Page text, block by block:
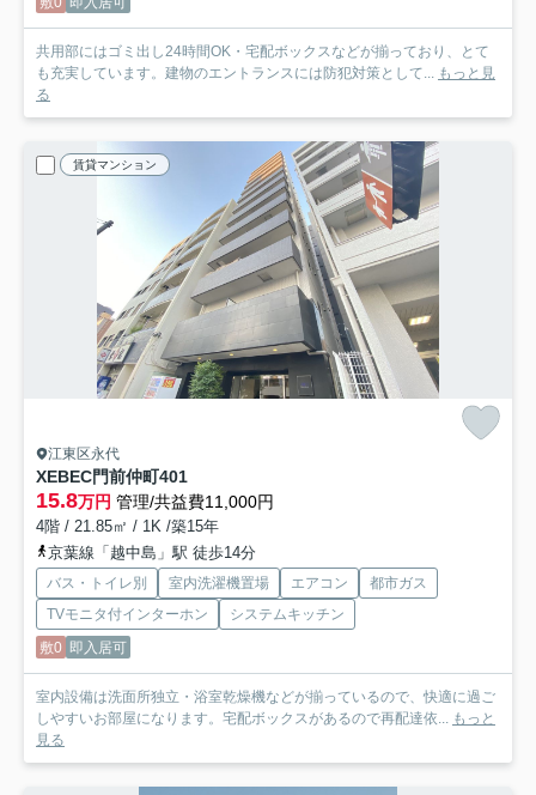
共用部にはゴミ出し24時間OK・宅配ボックスなどが揃っており、とて
も充実しています。建物のエントランスには防犯対策として...
もっと見
る
賃貸マンション
江東区永代
XEBEC門前仲町401
15.8万円 管理/共益費11,000円
4階 / 21.85㎡ / 1K /築15年
京葉線「越中島」駅 徒歩14分
バス・トイレ別 室内洗濯機置場 エアコン
都市ガス
TVモニタ付インターホン
システムキッチン
敷0 即入居可
室内設備は洗面所独立・浴室乾燥機などが揃っているので、快適に過ご
しやすいお部屋になります。宅配ボックスがあるので再配達依...
もっと
見る